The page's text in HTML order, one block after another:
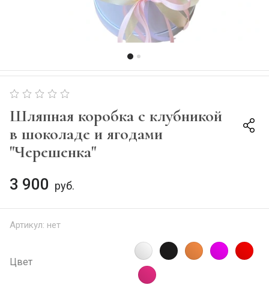
Шляпная коробка с клубникой
в шоколаде и ягодами
"Черешенка"
3 900 руб.
Артикул: нет
Цвет